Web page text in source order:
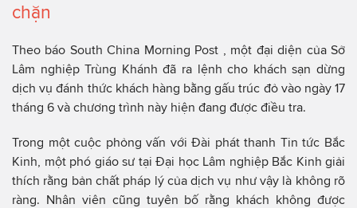
chặn
Theo báo South China Morning Post , một đại diện của Sở
Lâm nghiệp Trùng Khánh đã ra lệnh cho khách sạn dừng
dịch vụ đánh thức khách hàng bằng gấu trúc đỏ vào ngày 17
tháng 6 và chương trình này hiện đang được điều tra.
Trong một cuộc phỏng vấn với Đài phát thanh Tin tức Bắc
Kinh, một phó giáo sư tại Đại học Lâm nghiệp Bắc Kinh giải
thích rằng bản chất pháp lý của dịch vụ như vậy là không rõ
ràng. Nhân viên cũng tuyên bố rằng khách không được